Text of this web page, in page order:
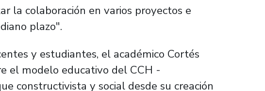
la colaboración en varios proyectos e
plazo".
y estudiantes, el académico Cortés
el modelo educativo del CCH -
constructivista y social desde su creación